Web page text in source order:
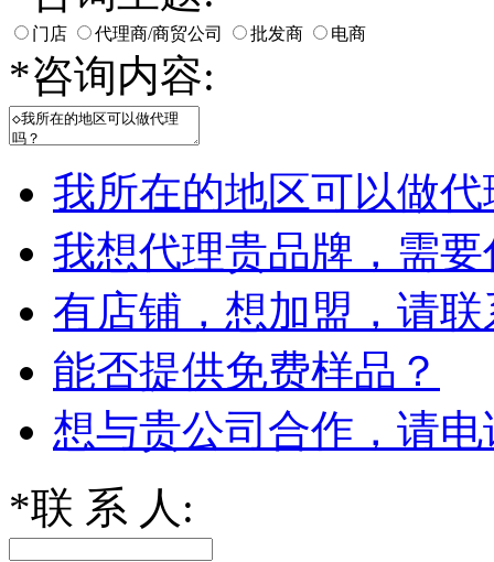
门店 代理商/商贸公司 批发商 电商
*咨询内容:
我所在的地区可以做
我想代理贵品牌，需
有店铺，想加盟，请
能否提供免费样品？
想与贵公司合作，请
*联 系 人: